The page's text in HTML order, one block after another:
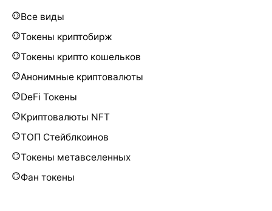
Все виды
Токены криптобирж
Токены крипто кошельков
Анонимные криптовалюты
DeFi Токены
Криптовалюты NFT
ТОП Стейблкоинов
Токены метавселенных
Фан токены